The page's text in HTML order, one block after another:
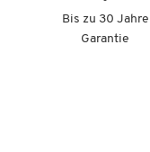
Bis zu 30 Jahre
Garantie